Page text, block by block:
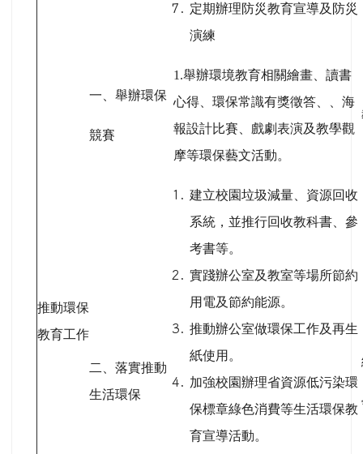
定期辦理防災教育宣導及防災
演練
推動環保
教育工作
一、舉辦環保
競賽
1.舉辦環境教育相關繪畫、讀書
心得、環保常識有獎徵答、、海
報設計比賽、戲劇表演及教學觀
摩等環保藝文活動。
二、落實推動
生活環保
建立校園垃圾減量、資源回收
系統，並推行回收教科書、參
考書等。
實踐辦公室及教室等場所節約
用電及節約能源。
推動辦公室做環保工作及再生
紙使用。
加強校園辦理省資源低污染環
保標章綠色消費等生活環保教
育宣導活動。